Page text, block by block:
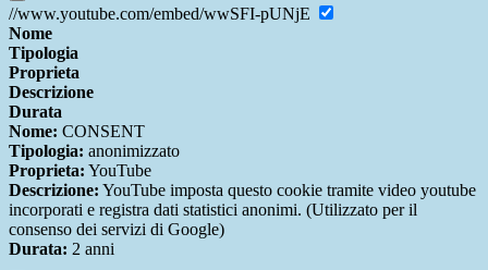
//www.youtube.com/embed/wwSFI-pUNjE
Nome
Tipologia
Proprieta
Descrizione
Durata
Nome: CONSENT
Tipologia: anonimizzato
Proprieta: YouTube
Descrizione: YouTube imposta questo cookie tramite video youtube
incorporati e registra dati statistici anonimi. (Utilizzato per il
consenso dei servizi di Google)
Durata: 2 anni